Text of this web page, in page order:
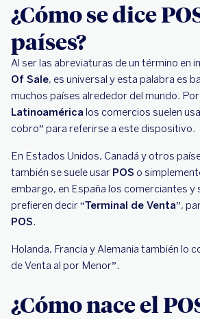
¿Cómo se dice
países?
Al ser las abreviaturas de un término en
Of Sale, es universal y esta palabra es
muchos países alrededor del mundo.
Latinoamérica los comercios suelen
cobro” para referirse a este dispositivo.
En Estados Unidos, Canadá y otros
también se suele usar POS o
embargo, en España los comerciantes y
prefieren decir “Terminal de Venta”,
POS.
Holanda, Francia y Alemania también lo
de Venta al por Menor”.
¿Cómo nace el